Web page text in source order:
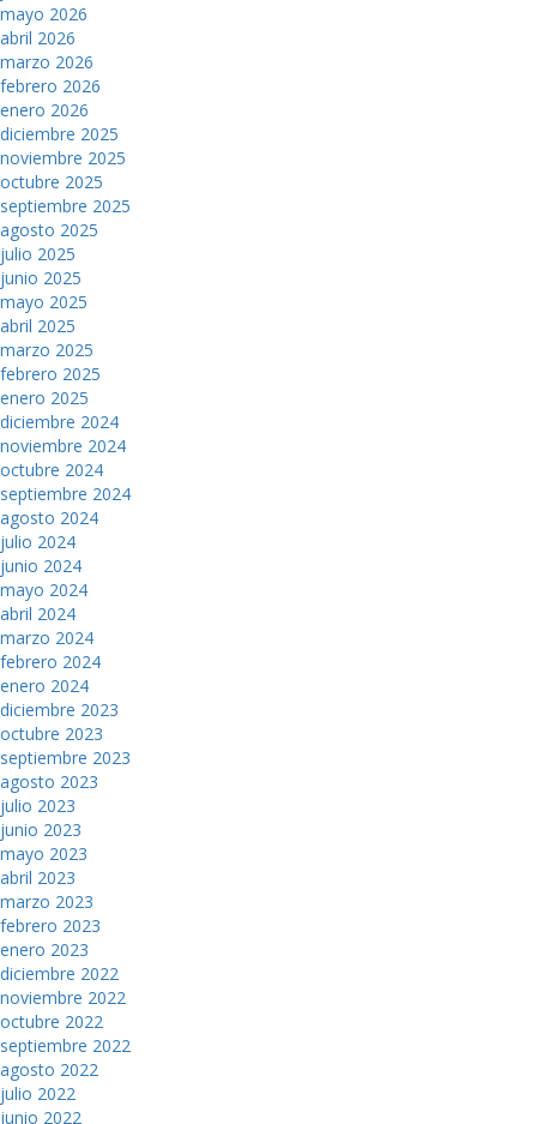
mayo 2026
abril 2026
marzo 2026
febrero 2026
enero 2026
diciembre 2025
noviembre 2025
octubre 2025
septiembre 2025
agosto 2025
julio 2025
junio 2025
mayo 2025
abril 2025
marzo 2025
febrero 2025
enero 2025
diciembre 2024
noviembre 2024
octubre 2024
septiembre 2024
agosto 2024
julio 2024
junio 2024
mayo 2024
abril 2024
marzo 2024
febrero 2024
enero 2024
diciembre 2023
octubre 2023
septiembre 2023
agosto 2023
julio 2023
junio 2023
mayo 2023
abril 2023
marzo 2023
febrero 2023
enero 2023
diciembre 2022
noviembre 2022
octubre 2022
septiembre 2022
agosto 2022
julio 2022
junio 2022